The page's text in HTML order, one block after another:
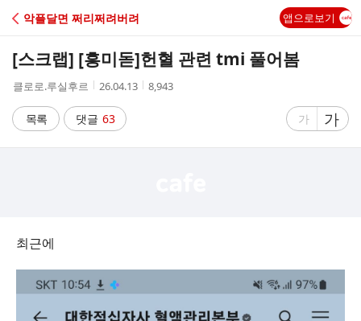
C
A
악플달면 쩌리쩌려버려 앱으로보기
[스크랩] [흥미돋]헌혈 관련 tmi 풀어봄
작
자
클로로.루실후르
작
시
간
26.04.13
조
8,943
목록 댓글 63
글
가
글
자
가
최근에